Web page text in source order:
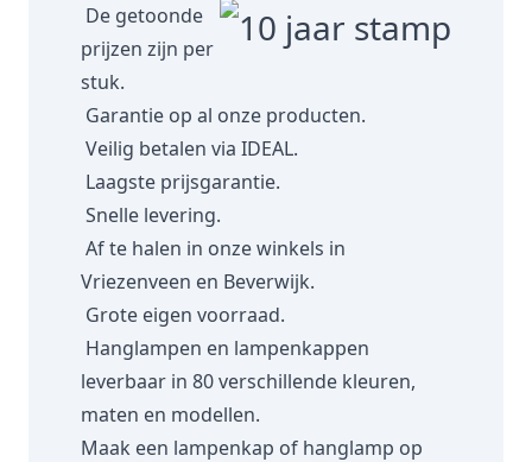
De getoonde
prijzen zijn per
stuk.
Garantie op al onze producten.
Veilig betalen via IDEAL.
Laagste prijsgarantie.
Snelle levering.
Af te halen in onze winkels in
Vriezenveen en Beverwijk.
Grote eigen voorraad.
Hanglampen en lampenkappen
leverbaar in 80 verschillende kleuren,
maten en modellen.
Maak een lampenkap of hanglamp op